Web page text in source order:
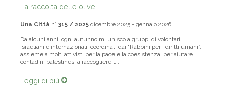
La raccolta delle olive
Una Città n° 315 / 2025 dicembre 2025 - gennaio 2026
Da alcuni anni, ogni autunno mi unisco a gruppi di volontari
israeliani e internazionali, coordinati dai “Rabbini per i diritti umani”,
assieme a molti attivisti per la pace e la coesistenza, per aiutare i
contadini palestinesi a raccogliere l...
Leggi di più